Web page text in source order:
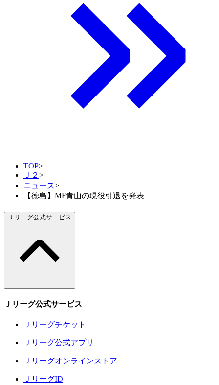
TOP>
Ｊ２ >
ニュース>
【徳島】MF青山の現役引退を発表
Ｊリーグ公式サービス
Ｊリーグ公式サービス
Ｊリーグチケット
Ｊリーグ公式アプリ
Ｊリーグオンラインストア
ＪリーグID